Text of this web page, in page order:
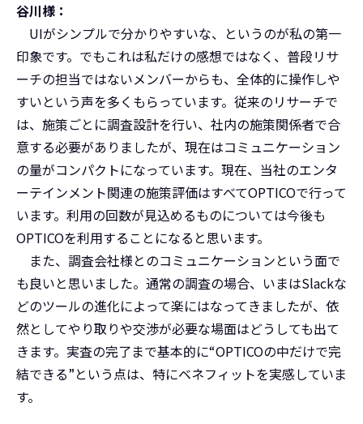
谷川様：
UIがシンプルで分かりやすいな、というのが私の第一
印象です。でもこれは私だけの感想ではなく、普段リサ
ーチの担当ではないメンバーからも、全体的に操作しや
すいという声を多くもらっています。従来のリサーチで
は、施策ごとに調査設計を行い、社内の施策関係者で合
意する必要がありましたが、現在はコミュニケーション
の量がコンパクトになっています。現在、当社のエンタ
ーテインメント関連の施策評価はすべてOPTICOで行って
います。利用の回数が見込めるものについては今後も
OPTICOを利用することになると思います。
また、調査会社様とのコミュニケーションという面で
も良いと思いました。通常の調査の場合、いまはSlackな
どのツールの進化によって楽にはなってきましたが、依
然としてやり取りや交渉が必要な場面はどうしても出て
きます。実査の完了まで基本的に“OPTICOの中だけで完
結できる”という点は、特にベネフィットを実感していま
す。